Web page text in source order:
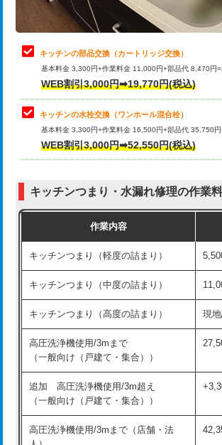
給水管工事※（土の掘削・埋め戻し作
給水管工事※（塩ビ管（VP・HI）使
用/3ｍまで)
給水管工事※（塩ビ管（VP・HI）使
用（追加）/3ｍ超え)
給水管工事※（ライニング鋼管・銅
管・ポリ管・HT管使用/3ｍまで)
管・ポリ管・HT管使用/3ｍ超え)
排水管工事（土の掘削・埋め戻し作
排水管工事（排水管工事/3ｍまで）
排水管工事（追加 排水管工事/3ｍ超
マス交換（深さ50㎝未満）
マス交換（深さ50㎝以上）
コンクリート斫り（厚さ10㎝まで）
止水・漏水調査・防水処理・清掃・修
理・調整・分解・加工など（中作業）
止水・漏水調査・防水処理・清掃・修
理・調整・分解・加工など（重作業）
お風呂タンク脱着
その他部品の脱着
式・ワンホール）)
交換・取付(排水栓・排水トラップ
持込商品取付（単水栓）
持込商品取付（混合水栓）
キッチンの部品交換（カートリッジ交換）
基本料金 3,300円+作業料金 11,000円+部品代 8,470円
WEB割引3,000円➡19,770円(税込)
キッチンの水栓交換（ワンホール混合栓）
基本料金 3,300円+作業料金 16,500円+部品代 35,750
WEB割引3,000円➡52,550円(税込)
キッチンつまり・水漏れ修理の作業
作業内容
キッチンつまり（軽度の詰まり）
キッチンつまり（中度の詰まり）
キッチンつまり（高度の詰まり） 現
高圧洗浄機使用/3mまで
（一般向け（戸建て・集合））
追加 高圧洗浄機使用/3m超え
（一般向け（戸建て・集合））
高圧洗浄機使用/3mまで（店舗・法